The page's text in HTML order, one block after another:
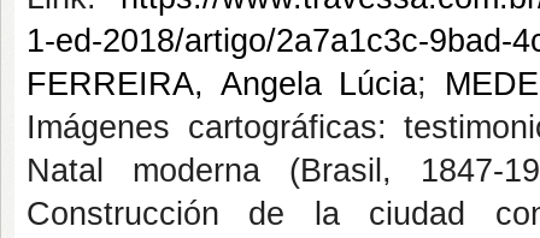
1-ed-2018/artigo/2a7a1c3c-9bad-
FERREIRA, Angela Lúcia;
Imágenes cartográficas:
Natal moderna (Brasil, 1847-
Construcción de la ciudad